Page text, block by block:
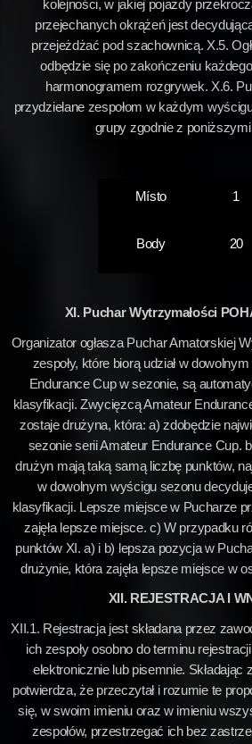
kolejności, w jakiej pojazdy
przejechanych okrążeń jest
przejeżdżać pod szachownicą. X.5.
odbędzie się po zakończeniu
harmonogramem rozgrywek. X.6.
przydzielane zespołom w każdym
grupy zgodnie z
Místo 1
Body 20
XI. Puchar Wytrzymałości
Organizator ogłasza Puchar Amatorskiej
zespoły, które biorą udział w
Endurance Cup w sezonie, są
klasyfikacji. Zwycięzcą Amateur
zostaje drużyna, która: a) zdobędzie
sezonie serii Amateur Endurance Cup.
drużyn mają taką samą liczbę punktów,
w dowolnym wyścigu sezonu
klasyfikacji. Lepsze miejsce w Pucharze
zajęła lepsze miejsce. c) W przypadku
punktów XI. a) i b) lepsza pozycja w
drużynie, która zajęła lepsze miejsce w
XII. REJESTRACJA I
XII.1. Rejestracja jest składana przez
ich zespoły osobno do terminu
elektronicznie lub pisemnie. Składając
potwierdza, że przeczytał i rozumie te
się, w swoim imieniu oraz w imieniu
zespołów, przestrzegać ich bez